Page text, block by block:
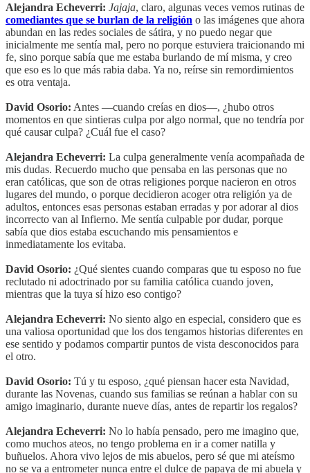
Alejandra Echeverri: Jajaja, claro, algunas veces vemos rutinas de
comediantes que se burlan de la religión o las imágenes que ahora
abundan en las redes sociales de sátira, y no puedo negar que
inicialmente me sentía mal, pero no porque estuviera traicionando mi
fe, sino porque sabía que me estaba burlando de mí misma, y creo
que eso es lo que más rabia daba. Ya no, reírse sin remordimientos
es otra ventaja.
David Osorio: Antes —cuando creías en dios—, ¿hubo otros
momentos en que sintieras culpa por algo normal, que no tendría por
qué causar culpa? ¿Cuál fue el caso?
Alejandra Echeverri: La culpa generalmente venía acompañada de
mis dudas. Recuerdo mucho que pensaba en las personas que no
eran católicas, que son de otras religiones porque nacieron en otros
lugares del mundo, o porque decidieron acoger otra religión ya de
adultos, entonces esas personas estaban erradas y por adorar al dios
incorrecto van al Infierno. Me sentía culpable por dudar, porque
sabía que dios estaba escuchando mis pensamientos e
inmediatamente los evitaba.
David Osorio: ¿Qué sientes cuando comparas que tu esposo no fue
reclutado ni adoctrinado por su familia católica cuando joven,
mientras que la tuya sí hizo eso contigo?
Alejandra Echeverri: No siento algo en especial, considero que es
una valiosa oportunidad que los dos tengamos historias diferentes en
ese sentido y podamos compartir puntos de vista desconocidos para
el otro.
David Osorio: Tú y tu esposo, ¿qué piensan hacer esta Navidad,
durante las Novenas, cuando sus familias se reúnan a hablar con su
amigo imaginario, durante nueve días, antes de repartir los regalos?
Alejandra Echeverri: No lo había pensado, pero me imagino que,
como muchos ateos, no tengo problema en ir a comer natilla y
buñuelos. Ahora vivo lejos de mis abuelos, pero sé que mi ateísmo
no se va a entrometer nunca entre el dulce de papaya de mi abuela y